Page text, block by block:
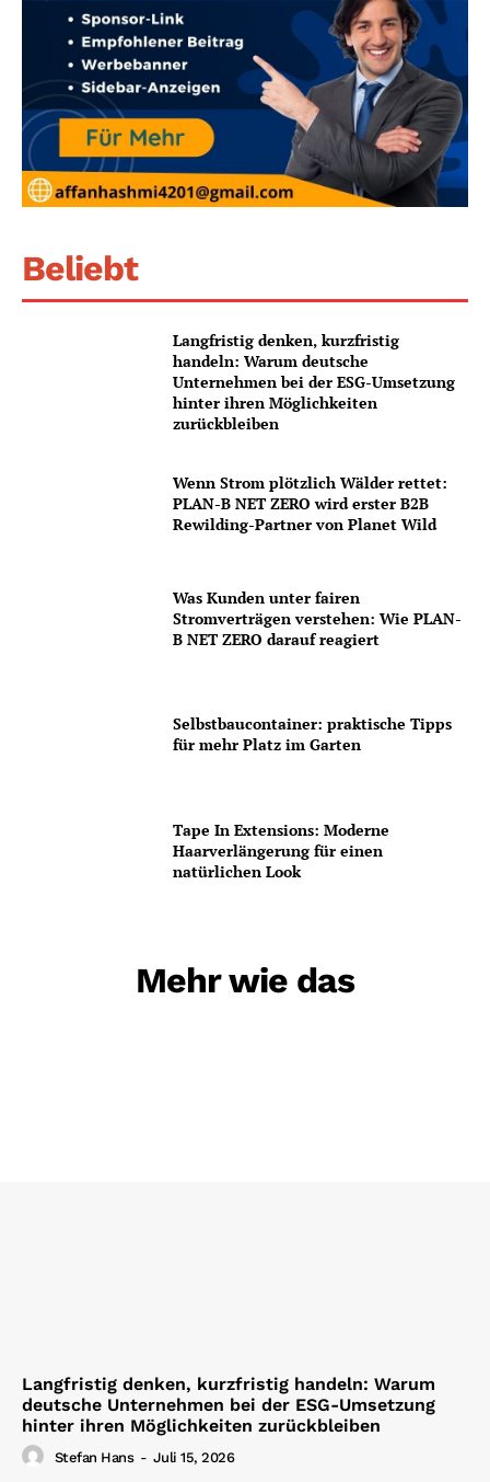
Beliebt
Langfristig denken, kurzfristig
handeln: Warum deutsche
Unternehmen bei der ESG-Umsetzung
hinter ihren Möglichkeiten
zurückbleiben
Wenn Strom plötzlich Wälder rettet:
PLAN-B NET ZERO wird erster B2B
Rewilding-Partner von Planet Wild
Was Kunden unter fairen
Stromverträgen verstehen: Wie PLAN-
B NET ZERO darauf reagiert
Selbstbaucontainer: praktische Tipps
für mehr Platz im Garten
Tape In Extensions: Moderne
Haarverlängerung für einen
natürlichen Look
Mehr wie das
Langfristig denken, kurzfristig handeln: Warum
deutsche Unternehmen bei der ESG-Umsetzung
hinter ihren Möglichkeiten zurückbleiben
Stefan Hans - Juli 15, 2026